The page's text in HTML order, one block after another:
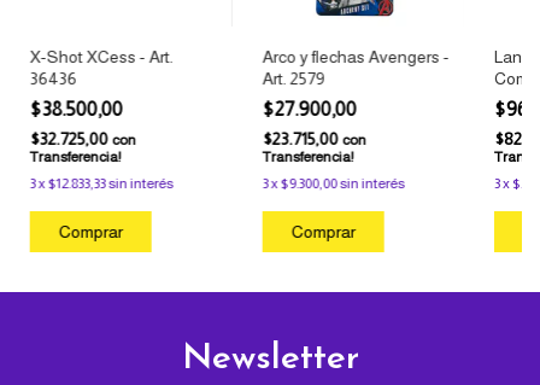
X-Shot XCess - Art.
36436
$38.500,00
$32.725,00 con
Transferencia!
3x$12.833,33sin interés
Arco y flechas Avengers -
Art. 2579
$27.900,00
$23.715,00 con
Transferencia!
3x$9.300,00sin interés
3x
Newsletter